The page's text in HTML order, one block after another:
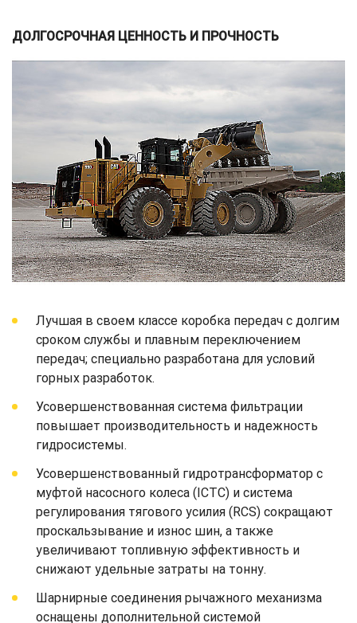
ДОЛГОСРОЧНАЯ ЦЕННОСТЬ И ПРОЧНОСТЬ
Лучшая в своем классе коробка передач с долгим
сроком службы и плавным переключением
передач; специально разработана для условий
горных разработок.
Усовершенствованная система фильтрации
повышает производительность и надежность
гидросистемы.
Усовершенствованный гидротрансформатор с
муфтой насосного колеса (ICTC) и система
регулирования тягового усилия (RCS) сокращают
проскальзывание и износ шин, а также
увеличивают топливную эффективность и
снижают удельные затраты на тонну.
Шарнирные соединения рычажного механизма
оснащены дополнительной системой